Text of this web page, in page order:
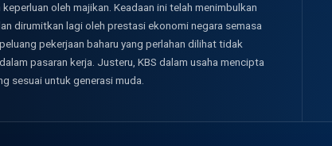
oleh majikan. Keadaan ini telah menimbulkan
dirumitkan lagi oleh prestasi ekonomi negara semasa
pekerjaan baharu yang perlahan dilihat tidak
pasaran kerja. Justeru, KBS dalam usaha mencipta
sesuai untuk generasi muda.